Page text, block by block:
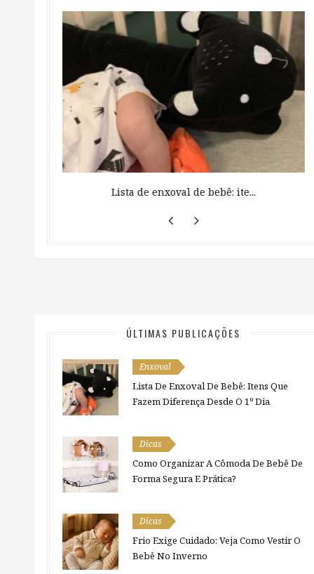
Lista de enxoval de bebê: ite...
ÚLTIMAS PUBLICAÇÕES
Enxoval
Lista De Enxoval De Bebê: Itens Que
Fazem Diferença Desde O 1º Dia
Dicas
Como Organizar A Cômoda De Bebê De
Forma Segura E Prática?
Dicas
Frio Exige Cuidado: Veja Como Vestir O
Bebê No Inverno